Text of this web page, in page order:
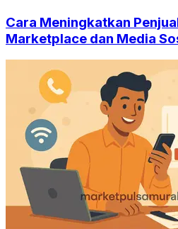
Cara Meningkatkan
Marketplace dan Media